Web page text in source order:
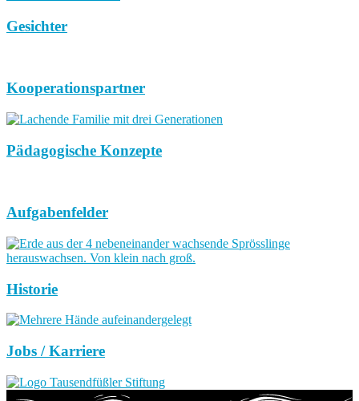
Gesichter
Kooperationspartner
Pädagogische Konzepte
Aufgabenfelder
Historie
Jobs / Karriere